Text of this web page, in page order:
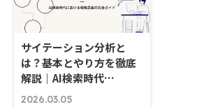
サイテーション分析と
は？基本とやり方を徹底
解説｜AI検索時代…
2026.03.05